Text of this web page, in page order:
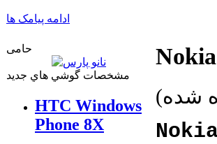
ادامه پیامک ها
حامی
مشخصات گوشي هاي جديد
HTC Windows
Phone 8X
)